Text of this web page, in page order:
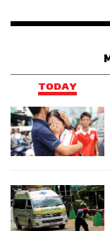
ทั้งหมด
ดังนั้นกลยุทธ์ที่เหม
ว้างๆ แต่ควรคัดเลื
เพราะแม้คำถามว่
ตอบยาก แต่คำถาม
สร้างโครงสร้างพื้น
และนี่อาจเป็นโอก
เทคโนโลยีจีนในระย
ภาพ:Peshkova /
TODAY